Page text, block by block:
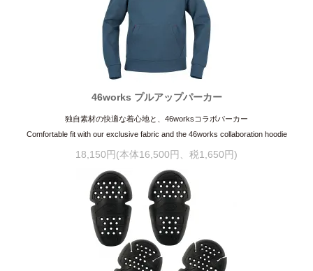
46works プルアップパーカー
独自素材の快適な着心地と、46worksコラボパーカー
Comfortable fit with our exclusive fabric and the 46works collaboration hoodie
18,150円(本体16,500円、税1,650円)